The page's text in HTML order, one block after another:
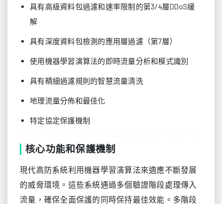
具有高級資料包過濾和速率限制的第3/4層DDoS緩
解
具有深度資料包檢測的應用層過濾（第7層）
使用機器學習演算法的即時流量分析和模式識別
具有精細過濾規則的智慧流量清洗
地理流量分佈和最佳化
特定協定保護機制
核心功能和保護機制
現代高防系統利用機器學習演算法來適應不斷發展
的威脅環境。這些系統通過多個驗證階段處理傳入
流量，確保全面保護的同時保持最佳效能。多階段